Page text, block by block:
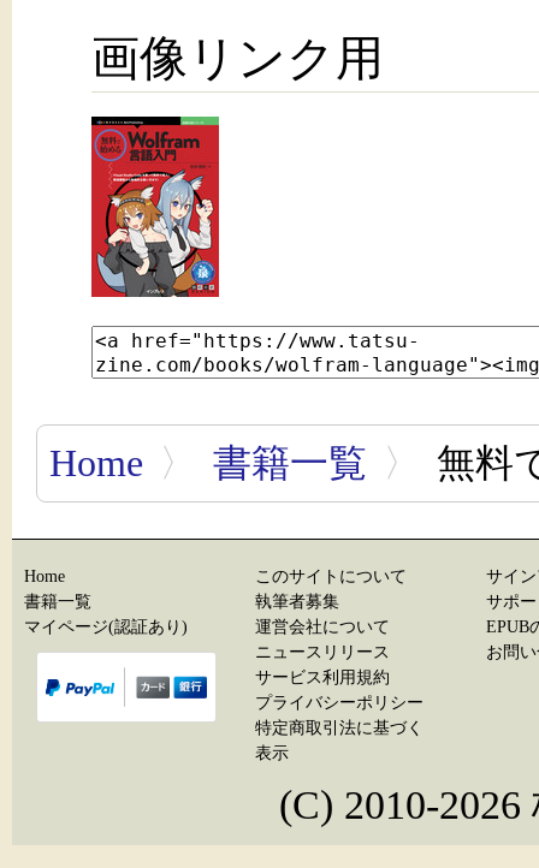
画像リンク用
Home 〉 書籍一覧 〉 無料
Home
書籍一覧
マイページ(認証あり)
このサイトについて
執筆者募集
運営会社について
ニュースリリース
サービス利用規約
プライバシーポリシー
特定商取引法に基づく
表示
サイ
サポ
EPUB
お問
(C) 2010-